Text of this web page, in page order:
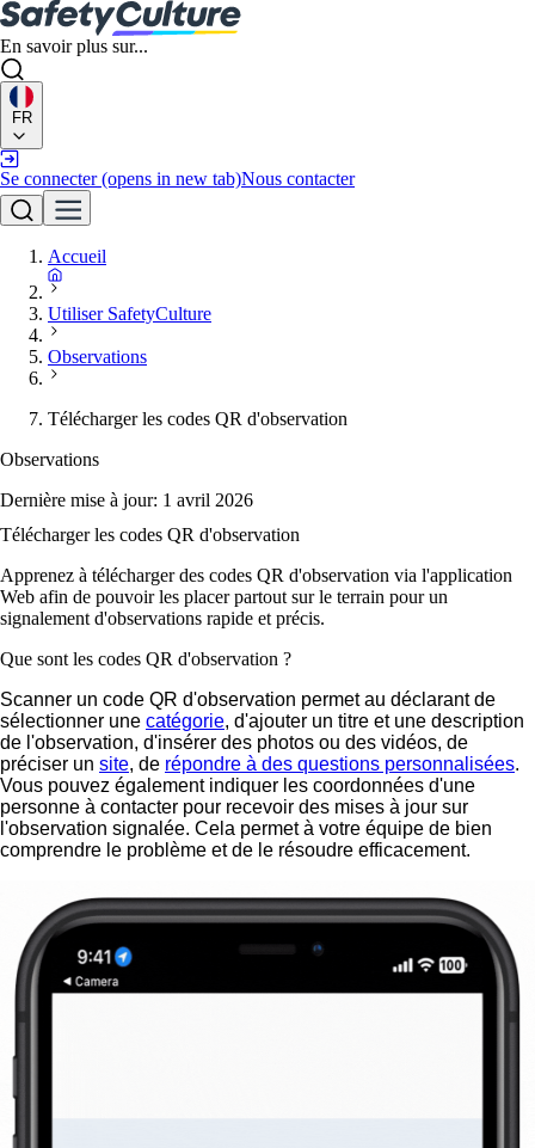
En savoir plus sur...
FR
Se connecter (opens in new tab)Nous contacter
Accueil
Utiliser SafetyCulture
Observations
Télécharger les codes QR d'observation
Observations
Dernière mise à jour: 1 avril 2026
Télécharger les codes QR d'observation
Apprenez à télécharger des codes QR d'observation via l'application
Web afin de pouvoir les placer partout sur le terrain pour un
signalement d'observations rapide et précis.
Que sont les codes QR d'observation ?
Scanner un code QR d'observation permet au déclarant de
sélectionner une catégorie, d'ajouter un titre et une description
de l'observation, d'insérer des photos ou des vidéos, de
préciser un site, de répondre à des questions personnalisées.
Vous pouvez également indiquer les coordonnées d'une
personne à contacter pour recevoir des mises à jour sur
l'observation signalée. Cela permet à votre équipe de bien
comprendre le problème et de le résoudre efficacement.